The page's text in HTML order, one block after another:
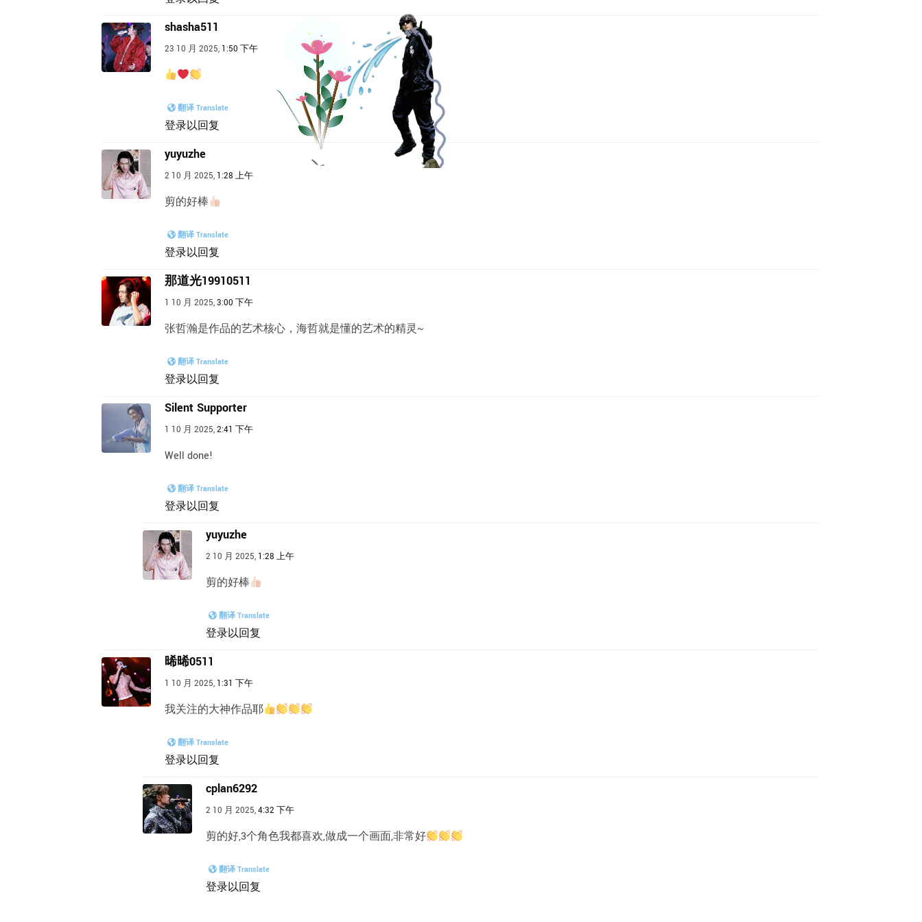
shasha511
23 10 月 2025, 1:50 下午
翻译 Translate
登录以回复
yuyuzhe
2 10 月 2025, 1:28 上午
剪的好棒
翻译 Translate
登录以回复
那道光19910511
1 10 月 2025,3:00 下午
张哲瀚是作品的艺术核心，海哲就是懂的艺术的精灵~
翻译 Translate
登录以回复
Silent Supporter
1 10 月 2025,2:41 下午
Well done!
翻译 Translate
登录以回复
yuyuzhe
2 10 月 2025, 1:28 上午
剪的好棒
翻译 Translate
登录以回复
晞晞0511
1 10 月 2025, 1:31 下午
我关注的大神作品耶
翻译 Translate
登录以回复
cplan6292
2 10 月 2025,4:32 下午
剪的好,3个角色我都喜欢,做成一个画面,非常好
翻译 Translate
登录以回复